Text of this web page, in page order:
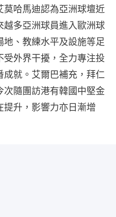
哈馬迪認為亞洲球壇近
多亞洲球員進入歐洲球
、教練水平及設施等足
外界干擾，全力專注投
成就。艾爾巴補充，拜仁
次隨團訪港有韓國中堅金
升，影響力亦日漸增